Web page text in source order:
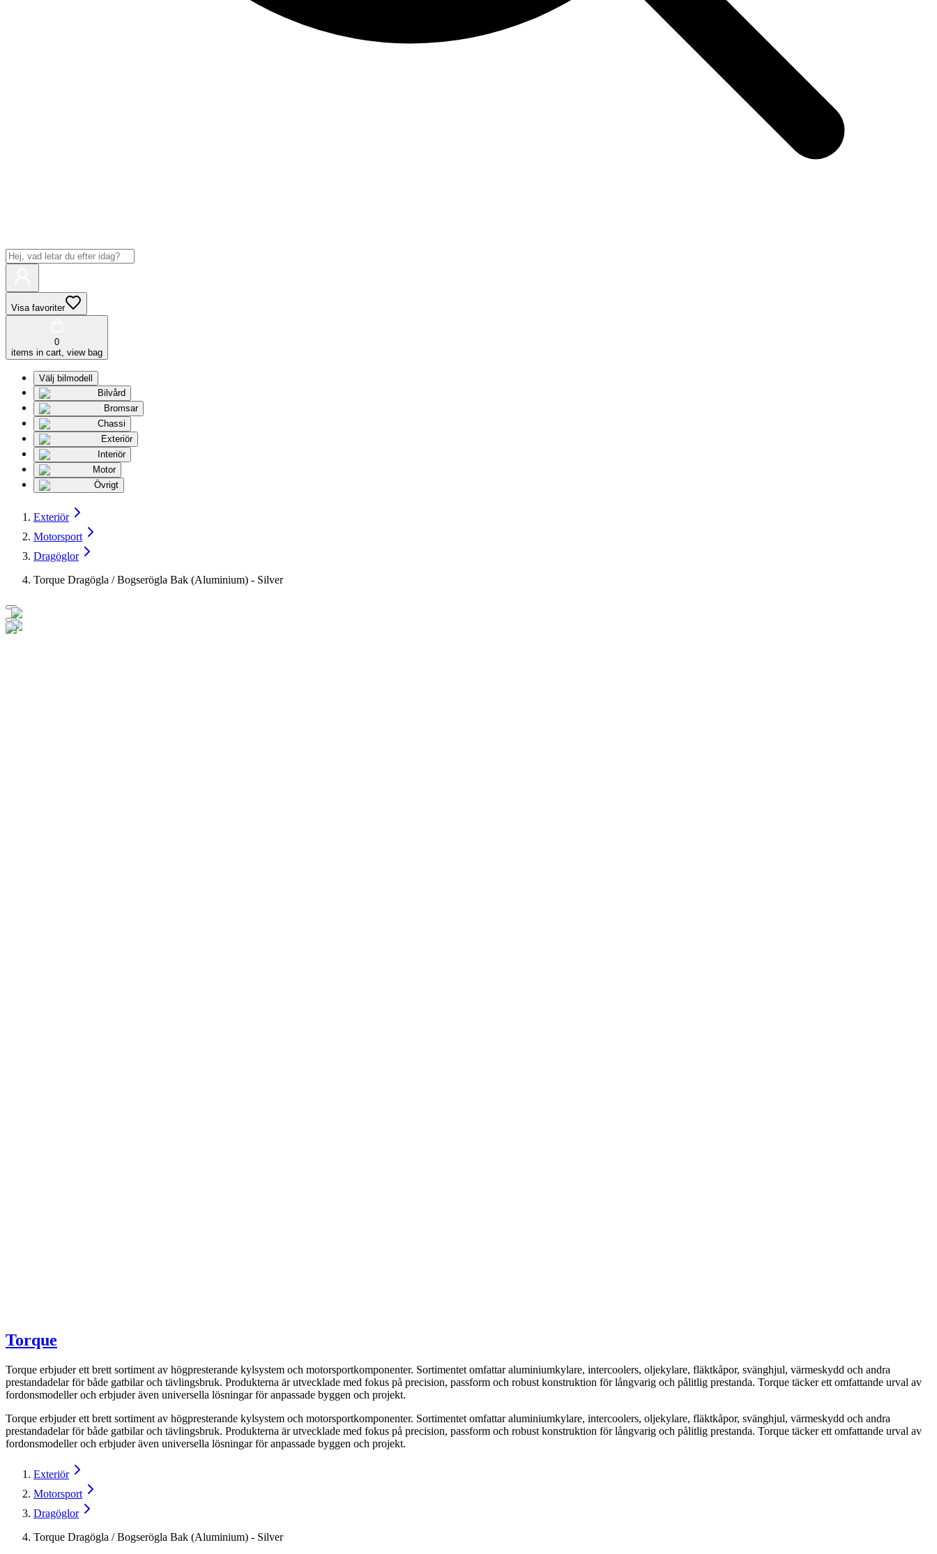
Visa favoriter
0
items in cart, view bag
Välj bilmodell
Bilvård
Bromsar
Chassi
Exteriör
Interiör
Motor
Övrigt
Exteriör
Motorsport
Dragöglor
Torque Dragögla / Bogserögla Bak (Aluminium) - Silver
Torque
Torque erbjuder ett brett sortiment av högpresterande kylsystem och motorsportkomponenter. Sortimentet omfattar aluminiumkylare, intercoolers, oljekylare, fläktkåpor, svänghjul, värmeskydd och andra
prestandadelar för både gatbilar och tävlingsbruk. Produkterna är utvecklade med fokus på precision, passform och robust konstruktion för långvarig och pålitlig prestanda. Torque täcker ett omfattande urval av
fordonsmodeller och erbjuder även universella lösningar för anpassade byggen och projekt.
Torque erbjuder ett brett sortiment av högpresterande kylsystem och motorsportkomponenter. Sortimentet omfattar aluminiumkylare, intercoolers, oljekylare, fläktkåpor, svänghjul, värmeskydd och andra
prestandadelar för både gatbilar och tävlingsbruk. Produkterna är utvecklade med fokus på precision, passform och robust konstruktion för långvarig och pålitlig prestanda. Torque täcker ett omfattande urval av
fordonsmodeller och erbjuder även universella lösningar för anpassade byggen och projekt.
Exteriör
Motorsport
Dragöglor
Torque Dragögla / Bogserögla Bak (Aluminium) - Silver